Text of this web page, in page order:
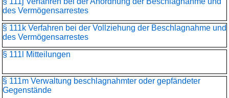
des Vermögensarrestes
§ 111k Verfahren bei der Vollziehung der Beschlagnahme und
des Vermögensarrestes
§ 111l Mitteilungen
§ 111m Verwaltung beschlagnahmter oder gepfändeter
Gegenstände